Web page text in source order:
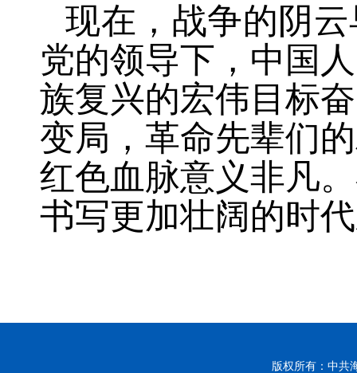
现在，战争的阴
党的领导下，中国
族复兴的宏伟目标
变局，革命先辈们
红色血脉意义非凡
书写更加壮阔的时
版权所有：中